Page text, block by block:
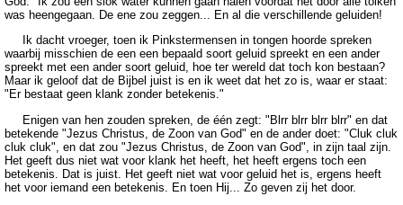
was heengegaan. De ene zou zeggen... En al die verschillende geluiden!
Ik dacht vroeger, toen ik Pinkstermensen in tongen hoorde spreken
waarbij misschien de een een bepaald soort geluid spreekt en een ander
spreekt met een ander soort geluid, hoe ter wereld dat toch kon bestaan?
Maar ik geloof dat de Bijbel juist is en ik weet dat het zo is, waar er staat:
"Er bestaat geen klank zonder betekenis."
Enigen van hen zouden spreken, de één zegt: "Blrr blrr blrr blrr" en dat
betekende "Jezus Christus, de Zoon van God" en de ander doet: "Cluk cluk
cluk cluk", en dat zou "Jezus Christus, de Zoon van God", in zijn taal zijn.
Het geeft dus niet wat voor klank het heeft, het heeft ergens toch een
betekenis. Dat is juist. Het geeft niet wat voor geluid het is, ergens heeft
het voor iemand een betekenis. En toen Hij... Zo geven zij het door.